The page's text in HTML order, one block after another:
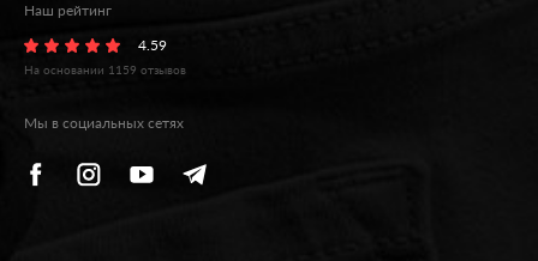
Наш рейтинг
4.59
На основании 1159 отзывов
Мы в социальных сетях